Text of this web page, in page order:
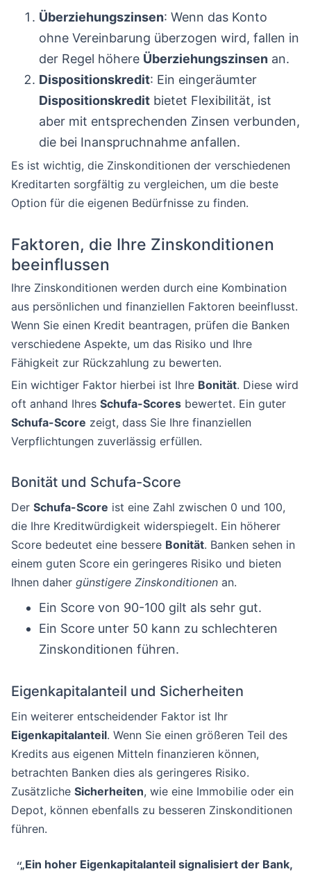
Überziehungszinsen: Wenn das Konto
ohne Vereinbarung überzogen wird, fallen in
der Regel höhere Überziehungszinsen an.
Dispositionskredit: Ein eingeräumter
Dispositionskredit bietet Flexibilität, ist
aber mit entsprechenden Zinsen verbunden,
die bei Inanspruchnahme anfallen.
Es ist wichtig, die Zinskonditionen der verschiedenen
Kreditarten sorgfältig zu vergleichen, um die beste
Option für die eigenen Bedürfnisse zu finden.
Faktoren, die Ihre Zinskonditionen
beeinflussen
Ihre Zinskonditionen werden durch eine Kombination
aus persönlichen und finanziellen Faktoren beeinflusst.
Wenn Sie einen Kredit beantragen, prüfen die Banken
verschiedene Aspekte, um das Risiko und Ihre
Fähigkeit zur Rückzahlung zu bewerten.
Ein wichtiger Faktor hierbei ist Ihre Bonität. Diese wird
oft anhand Ihres Schufa-Scores bewertet. Ein guter
Schufa-Score zeigt, dass Sie Ihre finanziellen
Verpflichtungen zuverlässig erfüllen.
Bonität und Schufa-Score
Der Schufa-Score ist eine Zahl zwischen 0 und 100,
die Ihre Kreditwürdigkeit widerspiegelt. Ein höherer
Score bedeutet eine bessere Bonität. Banken sehen in
einem guten Score ein geringeres Risiko und bieten
Ihnen daher günstigere Zinskonditionen an.
Ein Score von 90-100 gilt als sehr gut.
Ein Score unter 50 kann zu schlechteren
Zinskonditionen führen.
Eigenkapitalanteil und Sicherheiten
Ein weiterer entscheidender Faktor ist Ihr
Eigenkapitalanteil. Wenn Sie einen größeren Teil des
Kredits aus eigenen Mitteln finanzieren können,
betrachten Banken dies als geringeres Risiko.
Zusätzliche Sicherheiten, wie eine Immobilie oder ein
Depot, können ebenfalls zu besseren Zinskonditionen
führen.
„Ein hoher Eigenkapitalanteil signalisiert der Bank,